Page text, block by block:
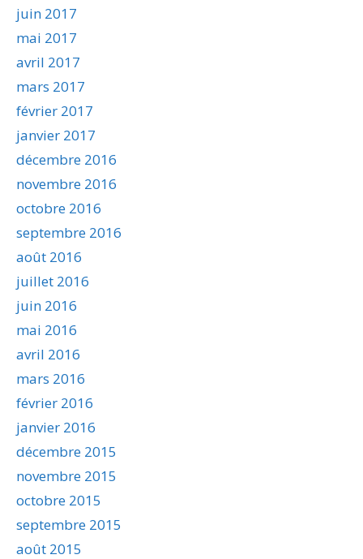
juin 2017
mai 2017
avril 2017
mars 2017
février 2017
janvier 2017
décembre 2016
novembre 2016
octobre 2016
septembre 2016
août 2016
juillet 2016
juin 2016
mai 2016
avril 2016
mars 2016
février 2016
janvier 2016
décembre 2015
novembre 2015
octobre 2015
septembre 2015
août 2015